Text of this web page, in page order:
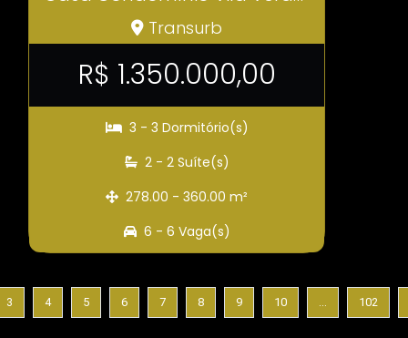
Transurb
R$ 1.350.000,00
3 - 3 Dormitório(s)
2 - 2 Suíte(s)
278.00 - 360.00 m²
6 - 6 Vaga(s)
3 4 5 6 7 8 9 10 ... 102